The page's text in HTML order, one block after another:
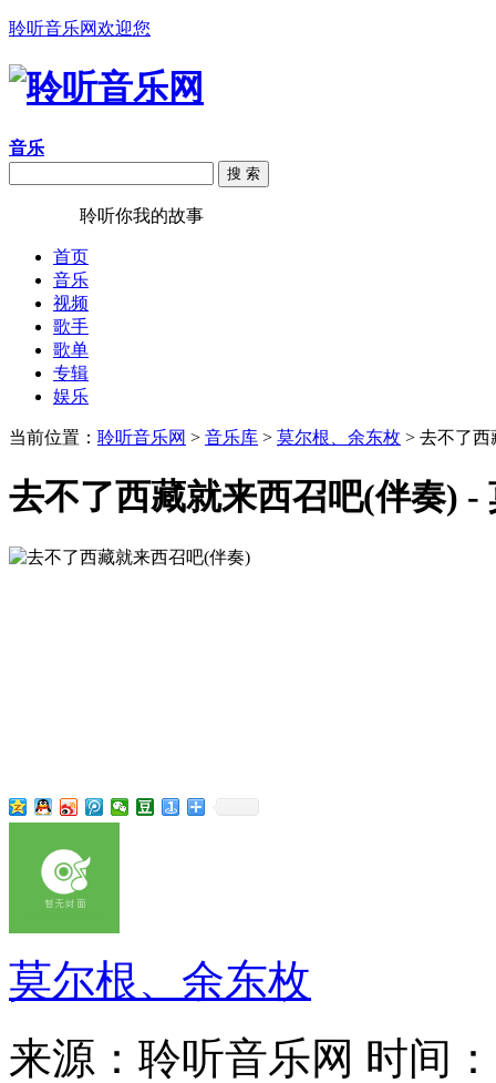
聆听音乐网欢迎您
音乐
搜 索
聆听你我的故事
首页
音乐
视频
歌手
歌单
专辑
娱乐
当前位置： 聆听音乐网 > 音乐库 > 莫尔根、余东枚 > 去不了西
去不了西藏就来西召吧(伴奏) -
莫尔根、余东枚
来源：聆听音乐网 时间